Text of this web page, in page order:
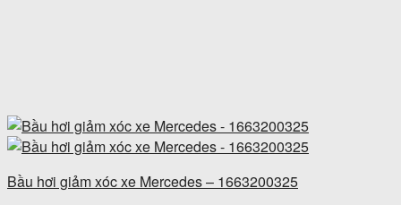
Bầu hơi giảm xóc xe Mercedes – 1663200325